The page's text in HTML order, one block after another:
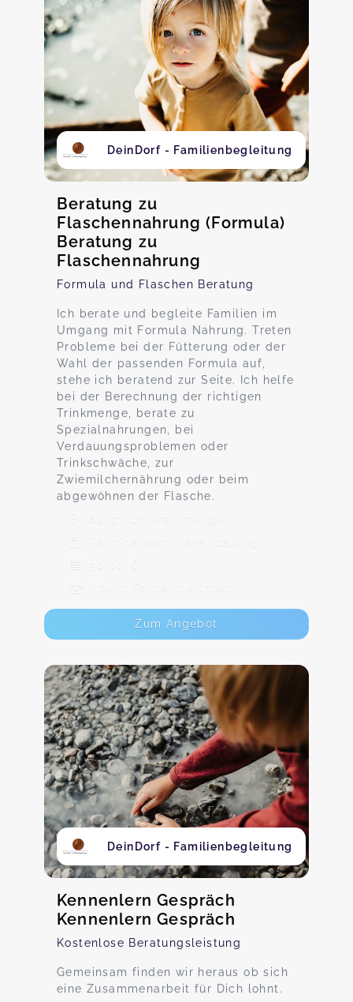
DeinDorf - Familienbegleitung
Beratung zu
Flaschennahrung (Formula)
Beratung zu
Flaschennahrung
Formula und Flaschen Beratung
Ich berate und begleite Familien im
Umgang mit Formula Nahrung. Treten
Probleme bei der Fütterung oder der
Wahl der passenden Formula auf,
stehe ich beratend zur Seite. Ich helfe
bei der Berechnung der richtigen
Trinkmenge, berate zu
Spezialnahrungen, bei
Verdauungsproblemen oder
Trinkschwäche, zur
Zwiemilchernährung oder beim
abgewöhnen der Flasche.
82497 Unterammergau
Termine nach Vereinbarung
50,00 €
Max. 1 TeilnehmerInnen
Zum Angebot
DeinDorf - Familienbegleitung
Kennenlern Gespräch
Kennenlern Gespräch
Kostenlose Beratungsleistung
Gemeinsam finden wir heraus ob sich
eine Zusammenarbeit für Dich lohnt.